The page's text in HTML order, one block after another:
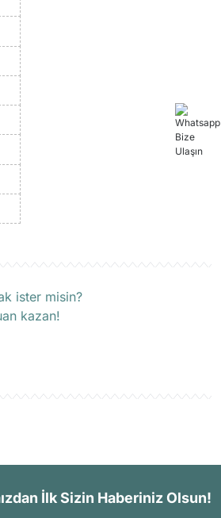
ister misin?
kazan!
İlk Sizin Haberiniz Olsun!